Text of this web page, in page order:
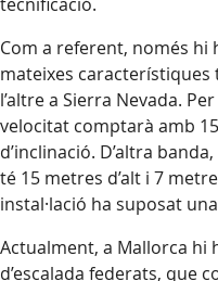
Com a referent, només hi
mateixes característiques
l’altre a Sierra Nevada.
velocitat comptarà amb
d’inclinació. D’altra
té 15 metres d’alt i 7
instal·lació ha suposat
Actualment, a Mallorca hi
d’escalada federats, que